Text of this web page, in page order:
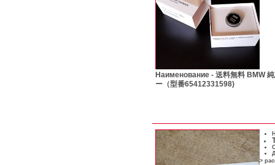
Наименование - 送料無料 BMW
ー（型番65412331598)
>